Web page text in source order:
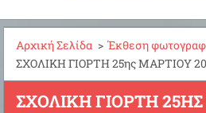
Αρχική Σελίδα > Έκθεση
ΣΧΟΛΙΚΗ ΓΙΟΡΤΗ 25ης ΜΑΡΤΙΟΥ
ΣΧΟΛΙΚΗ ΓΙΟΡΤΗ